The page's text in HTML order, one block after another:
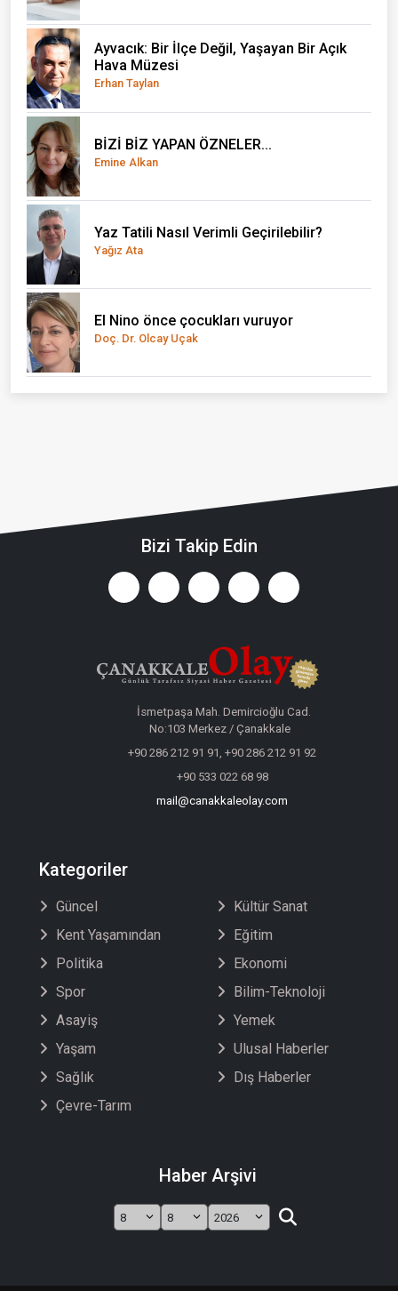
Ayvacık: Bir İlçe Değil, Yaşayan Bir Açık
Hava Müzesi
Erhan Taylan
BİZİ BİZ YAPAN ÖZNELER...
Emine Alkan
Yaz Tatili Nasıl Verimli Geçirilebilir?
Yağız Ata
El Nino önce çocukları vuruyor
Doç. Dr. Olcay Uçak
Bizi Takip Edin
İsmetpaşa Mah. Demircioğlu Cad.
No:103 Merkez / Çanakkale
+90 286 212 91 91, +90 286 212 91 92
+90 533 022 68 98
mail@canakkaleolay.com
Kategoriler
Güncel
Kent Yaşamından
Politika
Spor
Asayiş
Yaşam
Sağlık
Çevre-Tarım
Kültür Sanat
Eğitim
Ekonomi
Bilim-Teknoloji
Yemek
Ulusal Haberler
Dış Haberler
Haber Arşivi